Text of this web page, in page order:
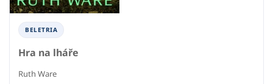
BELETRIA
Hra na lháře
Ruth Ware